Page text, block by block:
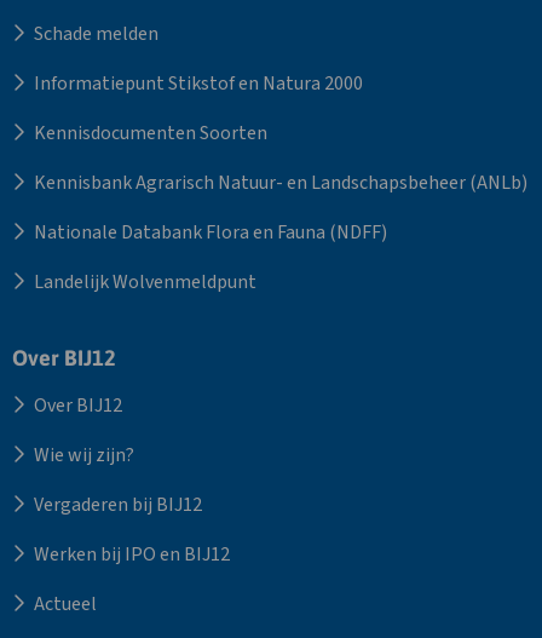
Schade melden
Informatiepunt Stikstof en Natura 2000
Kennisdocumenten Soorten
Kennisbank Agrarisch Natuur- en Landschapsbeheer (ANLb)
Nationale Databank Flora en Fauna (NDFF)
Landelijk Wolvenmeldpunt
Over BIJ12
Over BIJ12
Wie wij zijn?
Vergaderen bij BIJ12
Werken bij IPO en BIJ12
Actueel